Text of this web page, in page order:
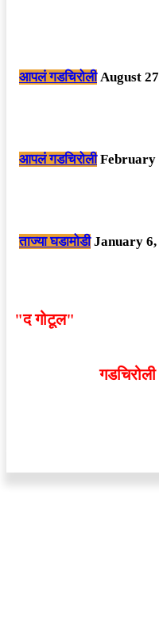
आपलं गडचिरोली August
आपलं गडचिरोली February
ताज्या घडामोडी January 6,
"द गोटूल"